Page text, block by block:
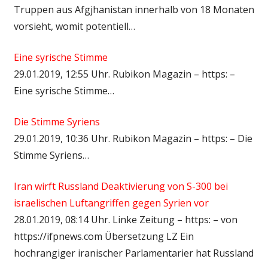
Truppen aus Afgjhanistan innerhalb von 18 Monaten
vorsieht, womit potentiell…
Eine syrische Stimme
29.01.2019, 12:55 Uhr. Rubikon Magazin – https: –
Eine syrische Stimme…
Die Stimme Syriens
29.01.2019, 10:36 Uhr. Rubikon Magazin – https: – Die
Stimme Syriens…
Iran wirft Russland Deaktivierung von S-300 bei
israelischen Luftangriffen gegen Syrien vor
28.01.2019, 08:14 Uhr. Linke Zeitung – https: – von
https://ifpnews.com Übersetzung LZ Ein
hochrangiger iranischer Parlamentarier hat Russland